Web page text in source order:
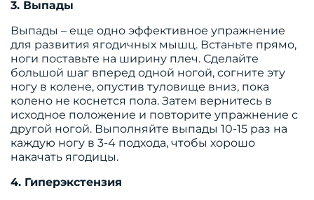
3. Выпады
Выпады – еще одно эффективное упражнение
для развития ягодичных мышц. Встаньте прямо,
ноги поставьте на ширину плеч. Сделайте
большой шаг вперед одной ногой, согните эту
ногу в колене, опустив туловище вниз, пока
колено не коснется пола. Затем вернитесь в
исходное положение и повторите упражнение с
другой ногой. Выполняйте выпады 10-15 раз на
каждую ногу в 3-4 подхода, чтобы хорошо
накачать ягодицы.
4. Гиперэкстензия